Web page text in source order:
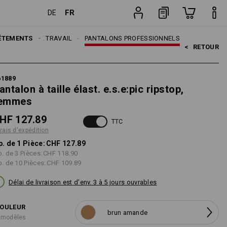
DE FR
PANTALONS PROFESSIONNELS
DE TRAVAIL
< RETOUR
à taille élast. e.s.e:pic ripstop,
127.89
d'expédition
TTC
de 1 Pièce: CHF 127.89
de 3 Pièces: CHF 118.90
de 10 Pièces: CHF 109.89
Délai de livraison est d'env. 3 à 5 jours ouvrables
brun amande